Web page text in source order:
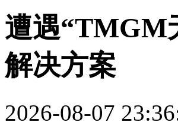
遭遇“TMGM
解决方案
2026-08-07